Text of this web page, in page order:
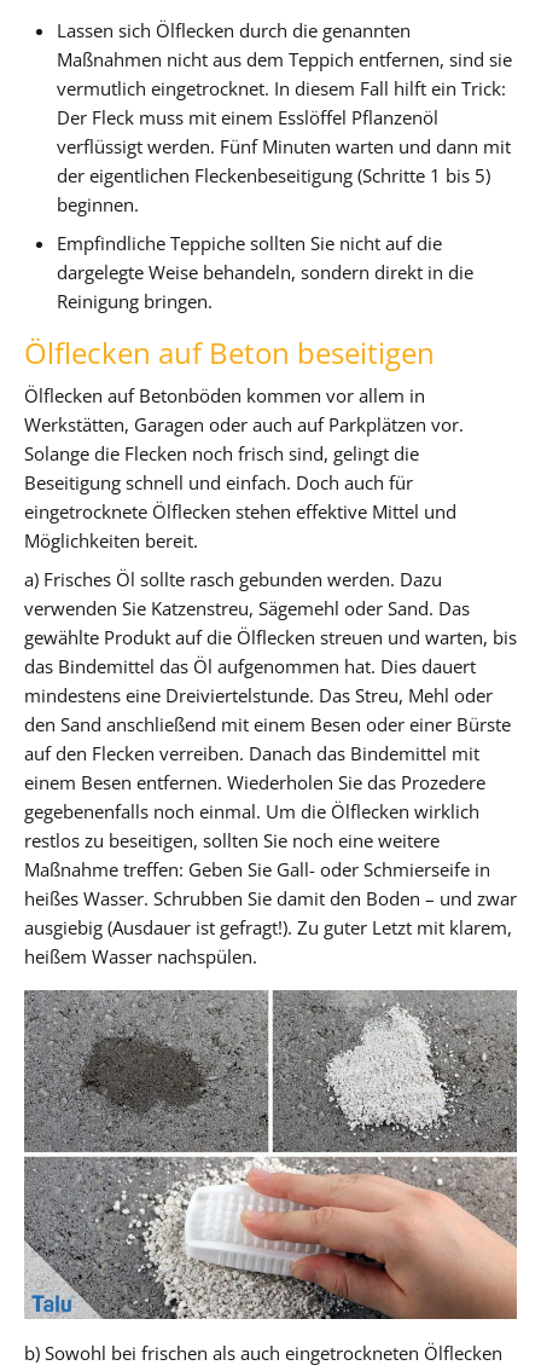
Lassen sich Ölflecken durch die genannten
Maßnahmen nicht aus dem Teppich entfernen, sind sie
vermutlich eingetrocknet. In diesem Fall hilft ein Trick:
Der Fleck muss mit einem Esslöffel Pflanzenöl
verflüssigt werden. Fünf Minuten warten und dann mit
der eigentlichen Fleckenbeseitigung (Schritte 1 bis 5)
beginnen.
Empfindliche Teppiche sollten Sie nicht auf die
dargelegte Weise behandeln, sondern direkt in die
Reinigung bringen.
Ölflecken auf Beton beseitigen
Ölflecken auf Betonböden kommen vor allem in
Werkstätten, Garagen oder auch auf Parkplätzen vor.
Solange die Flecken noch frisch sind, gelingt die
Beseitigung schnell und einfach. Doch auch für
eingetrocknete Ölflecken stehen effektive Mittel und
Möglichkeiten bereit.
a) Frisches Öl sollte rasch gebunden werden. Dazu
verwenden Sie Katzenstreu, Sägemehl oder Sand. Das
gewählte Produkt auf die Ölflecken streuen und warten, bis
das Bindemittel das Öl aufgenommen hat. Dies dauert
mindestens eine Dreiviertelstunde. Das Streu, Mehl oder
den Sand anschließend mit einem Besen oder einer Bürste
auf den Flecken verreiben. Danach das Bindemittel mit
einem Besen entfernen. Wiederholen Sie das Prozedere
gegebenenfalls noch einmal. Um die Ölflecken wirklich
restlos zu beseitigen, sollten Sie noch eine weitere
Maßnahme treffen: Geben Sie Gall- oder Schmierseife in
heißes Wasser. Schrubben Sie damit den Boden – und zwar
ausgiebig (Ausdauer ist gefragt!). Zu guter Letzt mit klarem,
heißem Wasser nachspülen.
b) Sowohl bei frischen als auch eingetrockneten Ölflecken